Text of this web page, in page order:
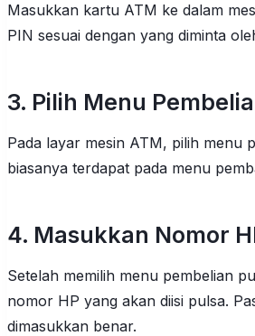
Masukkan kartu ATM ke dalam
PIN sesuai dengan yang diminta
3. Pilih Menu
Pada layar mesin ATM, pilih menu
biasanya terdapat pada menu
4. Masukkan Nomor
Setelah memilih menu pembelian
nomor HP yang akan diisi pulsa.
dimasukkan benar.